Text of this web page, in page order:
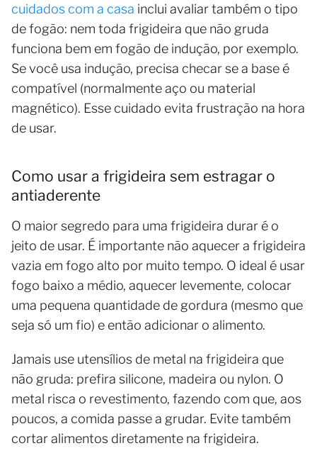
cuidados com a casa inclui avaliar também o tipo
de fogão: nem toda frigideira que não gruda
funciona bem em fogão de indução, por exemplo.
Se você usa indução, precisa checar se a base é
compatível (normalmente aço ou material
magnético). Esse cuidado evita frustração na hora
de usar.
Como usar a frigideira sem estragar o
antiaderente
O maior segredo para uma frigideira durar é o
jeito de usar. É importante não aquecer a frigideira
vazia em fogo alto por muito tempo. O ideal é usar
fogo baixo a médio, aquecer levemente, colocar
uma pequena quantidade de gordura (mesmo que
seja só um fio) e então adicionar o alimento.
Jamais use utensílios de metal na frigideira que
não gruda: prefira silicone, madeira ou nylon. O
metal risca o revestimento, fazendo com que, aos
poucos, a comida passe a grudar. Evite também
cortar alimentos diretamente na frigideira.